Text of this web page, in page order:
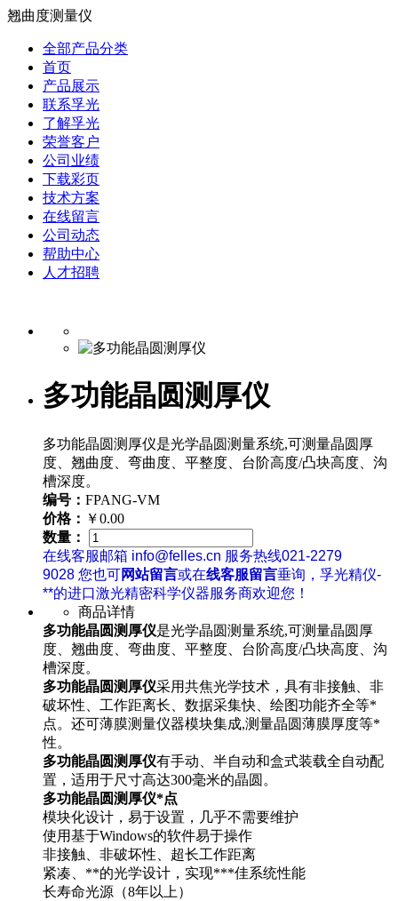
翘曲度测量仪
全部产品分类
首页
产品展示
联系孚光
了解孚光
荣誉客户
公司业绩
下载彩页
技术方案
在线留言
公司动态
帮助中心
人才招聘
多功能晶圆测厚仪
多功能晶圆测厚仪是光学晶圆测量系统,可测量晶圆厚
度、翘曲度、弯曲度、平整度、台阶高度/凸块高度、沟
槽深度。
编号： FPANG-VM
价格： ￥0.00
数量：
在线客服邮箱 info@felles.cn 服务热线021-2279
9028 您也可网站留言或在线客服留言垂询，孚光精仪-
**的进口激光精密科学仪器服务商欢迎您！
商品详情
多功能晶圆测厚仪是光学晶圆测量系统,可测量晶圆厚
度、翘曲度、弯曲度、平整度、台阶高度/凸块高度、沟
槽深度。
多功能晶圆测厚仪采用共焦光学技术，具有非接触、非
破坏性、工作距离长、数据采集快、绘图功能齐全等*
点。还可薄膜测量仪器模块集成,测量晶圆薄膜厚度等*
性。
多功能晶圆测厚仪有手动、半自动和盒式装载全自动配
置，适用于尺寸高达300毫米的晶圆。
多功能晶圆测厚仪*点
模块化设计，易于设置，几乎不需要维护
使用基于Windows的软件易于操作
非接触、非破坏性、超长工作距离
紧凑、**的光学设计，实现***佳系统性能
长寿命光源（8年以上）